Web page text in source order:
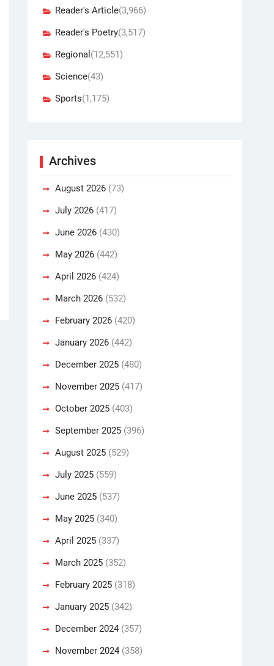
Reader's Article(3,966)
Reader's Poetry(3,517)
Regional (12,551)
Science(43)
Sports(1,175)
Archives
August 2026 (73)
July 2026 (417)
June 2026 (430)
May 2026 (442)
April 2026 (424)
March 2026 (532)
February 2026 (420)
January 2026 (442)
December 2025 (480)
November 2025 (417)
October 2025 (403)
September 2025 (396)
August 2025 (529)
July 2025 (559)
June 2025 (537)
May 2025 (340)
April 2025 (337)
March 2025 (352)
February 2025 (318)
January 2025 (342)
December 2024 (357)
November 2024 (358)